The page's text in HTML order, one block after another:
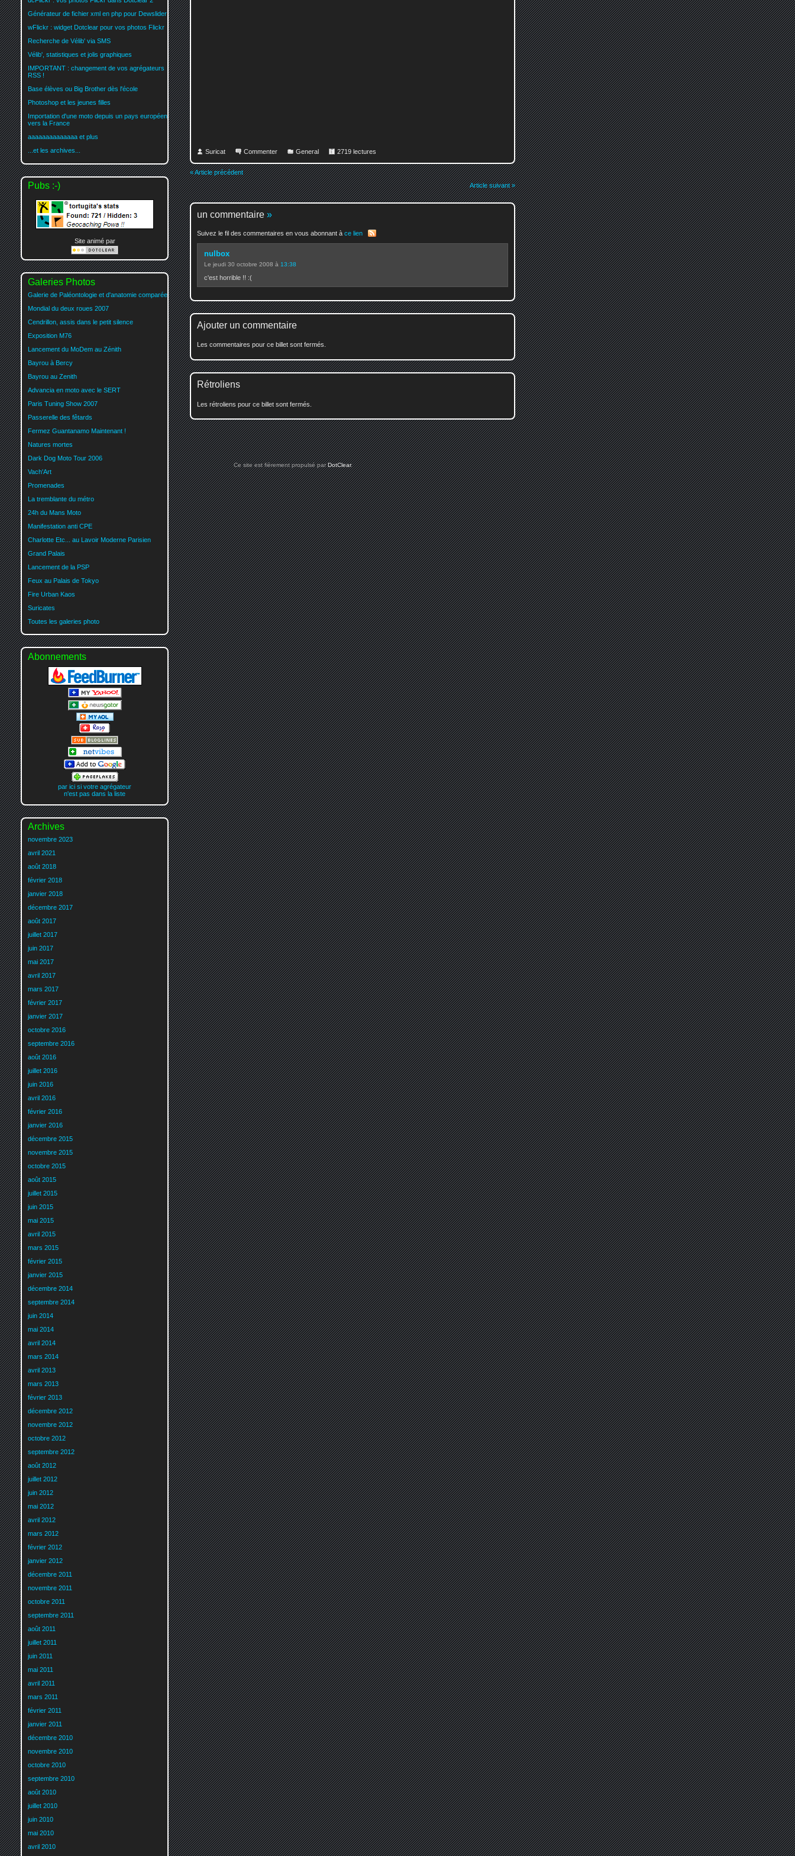
Suricat Commenter General 2719 lectures
« Article précédent
Article suivant »
un commentaire »
Suivez le fil des commentaires en vous abonnant à ce lien
nulbox
Le jeudi 30 octobre 2008 à13:38
c'est horrible !! :(
Ajouter un commentaire
Les commentaires pour ce billet sont fermés.
Rétroliens
Les rétroliens pour ce billet sont fermés.
Générateur de fichier xml en php pour Dewslider
wFlickr : widget Dotclear pour vos photos Flickr
Recherche de Vélib' via SMS
Vélib', statistiques et jolis graphiques
IMPORTANT : changement de vos agrégateurs
RSS !
Base élèves ou Big Brother dès l'école
Photoshop et les jeunes filles
Importation d'une moto depuis un pays européen
vers la France
aaaaaaaaaaaaaa et plus
...et les archives...
Pubs :-)
Site animé par
Galeries Photos
Galerie de Paléontologie et d'anatomie comparée
Mondial du deux roues 2007
Cendrillon, assis dans le petit silence
Exposition M76
Lancement du MoDem au Zénith
Bayrou à Bercy
Bayrou au Zenith
Advancia en moto avec le SERT
Paris Tuning Show 2007
Passerelle des fêtards
Fermez Guantanamo Maintenant !
Natures mortes
Dark Dog Moto Tour 2006
Vach'Art
Promenades
La tremblante du métro
24h du Mans Moto
Manifestation anti CPE
Charlotte Etc... au Lavoir Moderne Parisien
Grand Palais
Lancement de la PSP
Feux au Palais de Tokyo
Fire Urban Kaos
Suricates
Toutes les galeries photo
Abonnements
par ici si votre agrégateur
n'est pas dans la liste
Archives
novembre 2023
avril 2021
août 2018
février 2018
janvier 2018
décembre 2017
août 2017
juillet 2017
juin 2017
mai 2017
avril 2017
mars 2017
février 2017
janvier 2017
octobre 2016
septembre 2016
août 2016
juillet 2016
juin 2016
avril 2016
février 2016
janvier 2016
décembre 2015
novembre 2015
octobre 2015
août 2015
juillet 2015
juin 2015
mai 2015
avril 2015
mars 2015
février 2015
janvier 2015
décembre 2014
septembre 2014
juin 2014
mai 2014
avril 2014
mars 2014
avril 2013
mars 2013
février 2013
décembre 2012
novembre 2012
octobre 2012
septembre 2012
août 2012
juillet 2012
juin 2012
mai 2012
avril 2012
mars 2012
février 2012
janvier 2012
décembre 2011
novembre 2011
octobre 2011
septembre 2011
août 2011
juillet 2011
juin 2011
mai 2011
avril 2011
mars 2011
février 2011
janvier 2011
décembre 2010
novembre 2010
octobre 2010
septembre 2010
août 2010
juillet 2010
juin 2010
mai 2010
avril 2010
Ce site est fièrement propulsé parDotClear.